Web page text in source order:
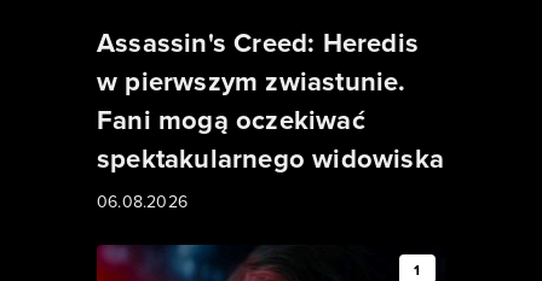
Assassin's Creed: Heredis
w pierwszym zwiastunie.
Fani mogą oczekiwać
spektakularnego widowiska
06.08.2026
1